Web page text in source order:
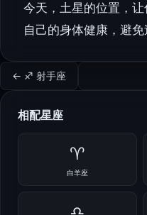
今天，土星的位置，
自己的身体健康，避免
← ♐ 射手座
相配星座
♈
白羊座